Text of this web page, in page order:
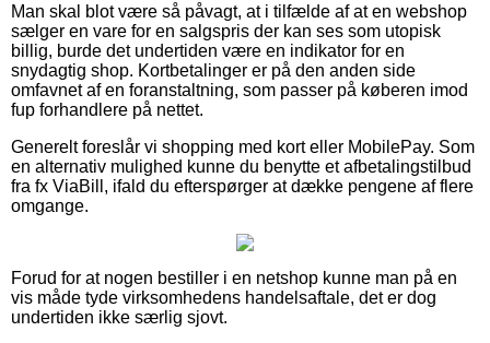
Man skal blot være så påvagt, at i tilfælde af at en webshop
sælger en vare for en salgspris der kan ses som utopisk
billig, burde det undertiden være en indikator for en
snydagtig shop. Kortbetalinger er på den anden side
omfavnet af en foranstaltning, som passer på køberen imod
fup forhandlere på nettet.
Generelt foreslår vi shopping med kort eller MobilePay. Som
en alternativ mulighed kunne du benytte et afbetalingstilbud
fra fx ViaBill, ifald du efterspørger at dække pengene af flere
omgange.
Forud for at nogen bestiller i en netshop kunne man på en
vis måde tyde virksomhedens handelsaftale, det er dog
undertiden ikke særlig sjovt.